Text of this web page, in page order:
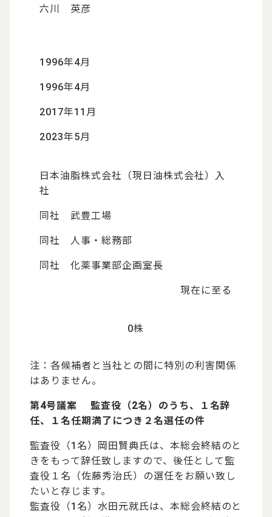
六川 英彦
1996年4月
1996年4月
2017年11月
2023年5月
日本油脂株式会社（現日油株式会社）入
社
同社 武豊工場
同社 人事・総務部
同社 化薬事業部企画室長
現在に至る
0株
注：各候補者と当社との間に特別の利害関係
はありません。
第4号議案 監査役（2名）のうち、１名辞
任、１名任期満了につき２名選任の件
監査役（1名）岡田賢典氏は、本総会終結のと
きをもって辞任致しますので、後任として監
査役１名（佐藤秀治氏）の選任をお願い致し
たいと存じます。
監査役（1名）水田元就氏は、本総会終結のと